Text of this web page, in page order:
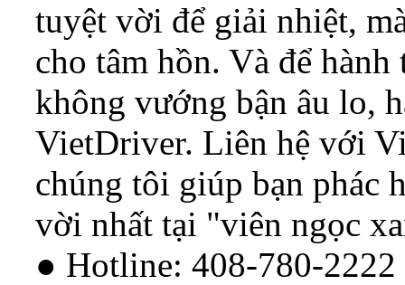
tuyệt vời để giải nhiệt,
cho tâm hồn. Và để
không vướng bận âu lo,
VietDriver. Liên hệ với
chúng tôi giúp bạn phác
vời nhất tại "viên ngọc
● Hotline: 408-780-2222